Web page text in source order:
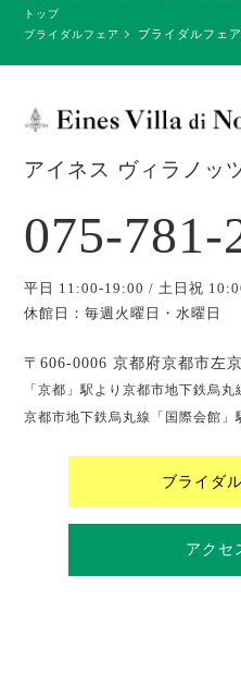
トップ
ブライダルフェア
ブライダルフェ
アイネス ヴィラノッ
075-781-
平日 11:00-19:00 / 土日祝
休館日：毎週火曜日・水曜日
〒606-0006 京都府京都市左
「京都」駅より京都市地下鉄烏丸
京都市地下鉄烏丸線「国際会館」
ブライダ
アクセ